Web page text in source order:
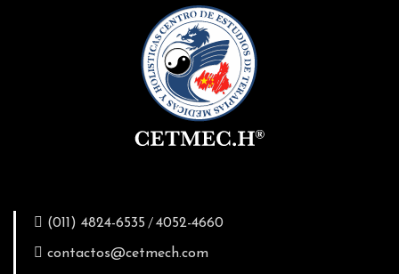
(011) 4824-6535 /4052-4660
contactos@cetmech.com